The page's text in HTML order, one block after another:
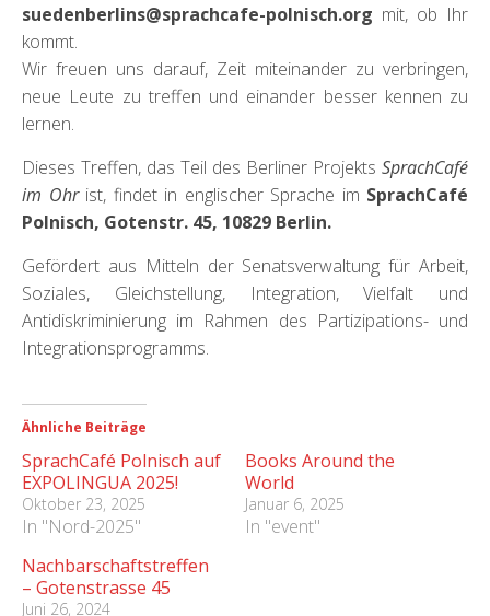
suedenberlins@sprachcafe-polnisch.org mit, ob Ihr
kommt.
Wir freuen uns darauf, Zeit miteinander zu verbringen,
neue Leute zu treffen und einander besser kennen zu
lernen.
Dieses Treffen, das Teil des Berliner Projekts SprachCafé
im Ohrist, findet in englischer Sprache im SprachCafé
Polnisch, Gotenstr. 45, 10829 Berlin.
Gefördert aus Mitteln der Senatsverwaltung für Arbeit,
Soziales, Gleichstellung, Integration, Vielfalt und
Antidiskriminierung im Rahmen des Partizipations- und
Integrationsprogramms.
Ähnliche Beiträge
SprachCafé Polnisch auf
EXPOLINGUA 2025!
Oktober 23, 2025
In "Nord-2025"
Books Around the
World
Januar 6, 2025
In "event"
Nachbarschaftstreffen
– Gotenstrasse 45
Juni 26, 2024